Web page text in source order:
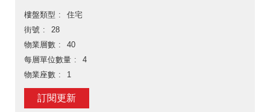
樓盤類型
住宅
街號
28
物業層數
40
每層單位數量
4
物業座數
1
訂閱更新